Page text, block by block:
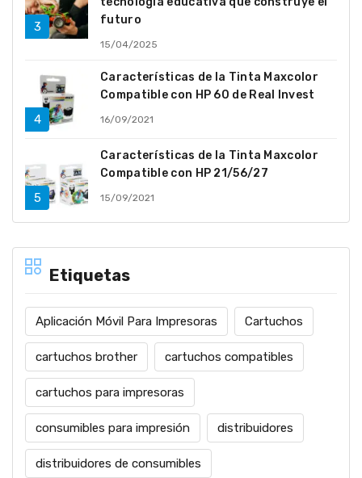
futuro
15/04/2025
Características de la Tinta Maxcolor
Compatible con HP 60 de Real Invest
16/09/2021
Características de la Tinta Maxcolor
Compatible con HP 21/56/27
15/09/2021
Etiquetas
Aplicación Móvil Para Impresoras Cartuchos
cartuchos brother cartuchos compatibles
cartuchos para impresoras
consumibles para impresión distribuidores
distribuidores de consumibles